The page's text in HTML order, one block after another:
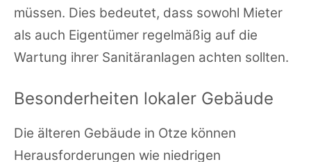
müssen. Dies bedeutet, dass sowohl Mieter
als auch Eigentümer regelmäßig auf die
Wartung ihrer Sanitäranlagen achten sollten.
Besonderheiten lokaler Gebäude
Die älteren Gebäude in Otze können
Herausforderungen wie niedrigen